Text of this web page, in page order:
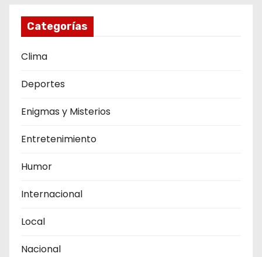
Categorías
Clima
Deportes
Enigmas y Misterios
Entretenimiento
Humor
Internacional
Local
Nacional